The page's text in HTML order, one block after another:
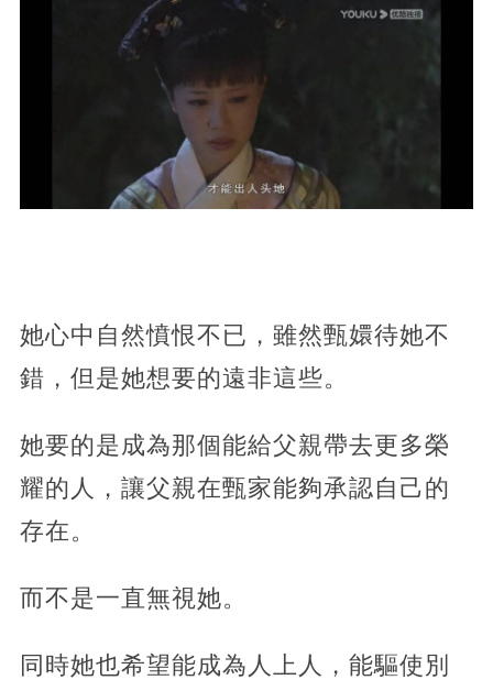
她心中自然憤恨不已，雖然甄嬛待她不
錯，但是她想要的遠非這些。
她要的是成為那個能給父親帶去更多榮
耀的人，讓父親在甄家能夠承認自己的
存在。
而不是一直無視她。
同時她也希望能成為人上人，能驅使別